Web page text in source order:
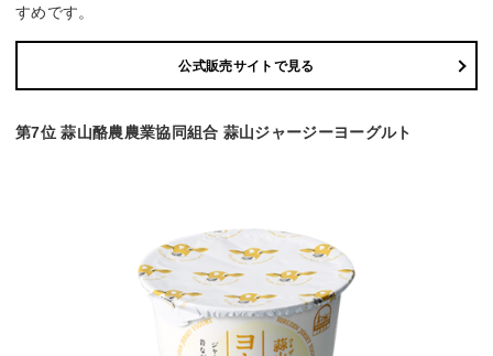
すめです。
公式販売サイトで見る
第7位 蒜山酪農農業協同組合 蒜山ジャージーヨーグルト